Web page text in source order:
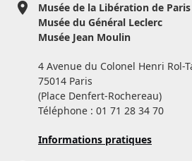
Musée de la Libération de Paris
Musée du Général Leclerc
Musée Jean Moulin
4 Avenue du Colonel Henri Rol-
75014 Paris
(Place Denfert-Rochereau)
Téléphone : 01 71 28 34 70
Informations pratiques